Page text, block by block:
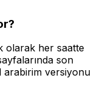
olarak her saatte
son
arabirim versiyonu